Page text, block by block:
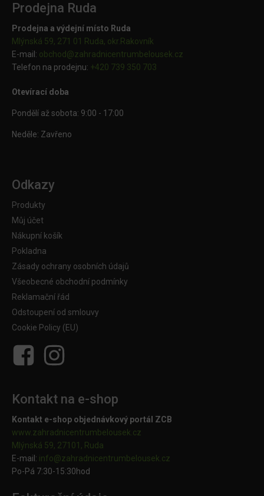
Prodejna Ruda
Prodejna a výdejní místo Ruda
Mlýnská 59, 271 01 Ruda, okr.Rakovník
E-mail: obchod@zahradnicentrumbelousek.cz
Telefon na prodejnu: +420 739 350 703
Otevírací doba
Pondělí až sobota: 9:00 - 17:00
Neděle: Zavřeno
Odkazy
Produkty
Můj účet
Nákupní košík
Pokladna
Zásady ochrany osobních údajů
Všeobecné obchodní podmínky
Reklamační řád
Odstoupení od smlouvy
Cookie Policy (EU)
Kontakt na e-shop
Kontakt e-shop objednávkový portál ZCB
www.zahradnicentrumbelousek.cz
Mlýnská 59, 27101, Ruda
E-mail: info@zahradnicentrumbelousek.cz
Po-Pá 7:30-15:30hod